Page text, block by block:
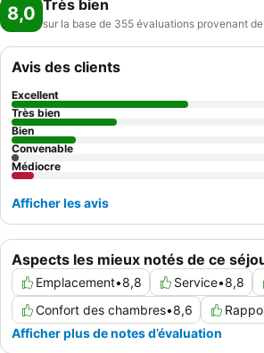
8,0 Très bien
sur la base de 355 évaluations provenant
Aspects les mieux notés de ce
Emplacement•8,8 Service•8,8
Confort des chambres•8,6
Afficher plus de notes d’évaluation
Avis des clients
Excellent
Très bien
Bien
Convenable
Médiocre
Afficher les avis